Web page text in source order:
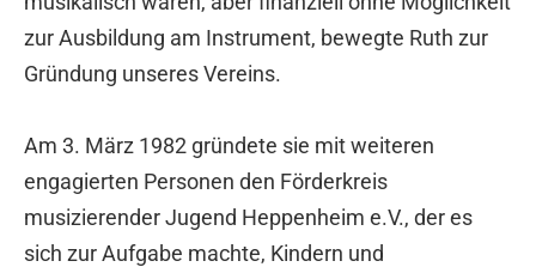
zur Ausbildung am Instrument, bewegte Ruth zur
Gründung unseres Vereins.
Am 3. März 1982 gründete sie mit weiteren
engagierten Personen den Förderkreis
musizierender Jugend Heppenheim e.V., der es
sich zur Aufgabe machte, Kindern und